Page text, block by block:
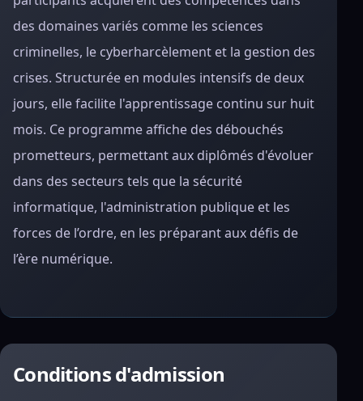
des domaines variés comme les sciences
criminelles, le cyberharcèlement et la gestion des
crises. Structurée en modules intensifs de deux
jours, elle facilite l'apprentissage continu sur huit
mois. Ce programme affiche des débouchés
prometteurs, permettant aux diplômés d'évoluer
dans des secteurs tels que la sécurité
informatique, l'administration publique et les
forces de l’ordre, en les préparant aux défis de
l’ère numérique.
Conditions d'admission